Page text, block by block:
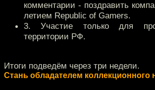
комментарии - поздравить
летием Republic of Gamers.
3. Участие только для
территории РФ.
Итоги подведём через три недели.
Стань обладателем коллекционного